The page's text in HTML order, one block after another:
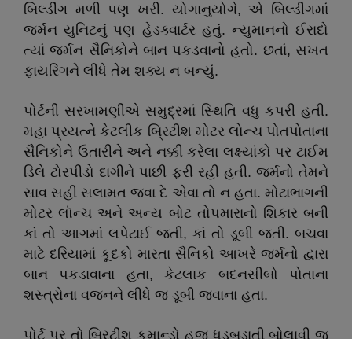
બિલ્ડીંગ મળી પણ ખરી. યોગાનુયોગે, એ બિલ્ડીંગમાં
જર્મન યુનિટનું પણ હેડક્વાર્ટર હતું. ન્યુમાનનો ઈરાદો
ત્યાં જર્મન સૈનિકોને બાન પકડવાનો હતો. છતાં, સખત
ફાયરિંગને લીધે તેમ શક્ય ન બન્યું.
પોર્ટની સરખામણીએ સમુદ્રમાં સ્થિતિ વધુ કપરી હતી.
મહા પ્રયત્ને કેટલીક બ્રિટીશ મોટર લોન્ચ પોતપોતાના
સૈનિકોને ઉતારીને અને નક્કી કરેલા લક્ષ્યાંકો પર ટાઈમ
ડિલે ટોરપીડો દાગીને પાછી ફરી રહી હતી. જર્મનો તેમને
સાવ સહી સલામત જવા દે એવા તો ન હતા. મોટાભાગની
મોટર લૉન્ચ અને અન્ય બોટ તોપમારાનો શિકાર બની
કાં તો આગમાં લપેટાઈ જતી, કાં તો ડૂબી જતી. બચવા
માટે દરિયામાં કૂદકો મારતા સૈનિકો આખરે જર્મનો દ્વારા
બાન પકડાવાના હતા, કેટલાક બદનસીબો પોતાના
શસ્ત્રોના વજનને લીધે જ ડૂબી જવાના હતા.
પોર્ટ પર તો બ્રિટીશ કમાન્ડો હજુ ધડબડાતી બોલાવી જ